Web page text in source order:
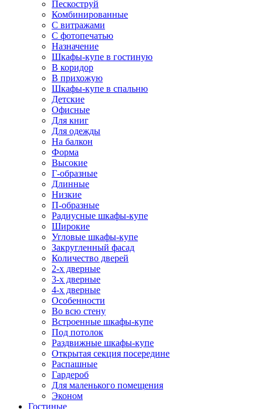
Пескоструй
Комбинированные
С витражами
С фотопечатью
Назначение
Шкафы-купе в гостиную
В коридор
В прихожую
Шкафы-купе в спальню
Детские
Офисные
Для книг
Для одежды
На балкон
Форма
Высокие
Г-образные
Длинные
Низкие
П-образные
Радиусные шкафы-купе
Широкие
Угловые шкафы-купе
Закругленный фасад
Количество дверей
2-х дверные
3-х дверные
4-х дверные
Особенности
Во всю стену
Встроенные шкафы-купе
Под потолок
Раздвижные шкафы-купе
Открытая секция посередине
Распашные
Гардероб
Для маленького помещения
Эконом
Гостиные